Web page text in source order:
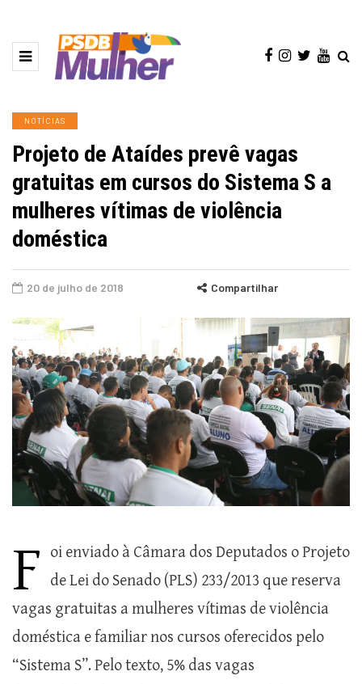
NOTÍCIAS
Projeto de Ataídes prevê vagas
gratuitas em cursos do Sistema S a
mulheres vítimas de violência
doméstica
20 de julho de 2018 Compartilhar
F
oi enviado à Câmara dos Deputados o Projeto
de Lei do Senado (PLS) 233/2013 que reserva
vagas gratuitas a mulheres vítimas de violência
doméstica e familiar nos cursos oferecidos pelo
“Sistema S”. Pelo texto, 5% das vagas